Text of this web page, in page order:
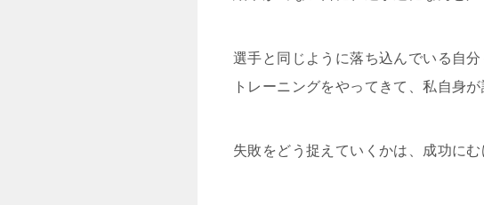
選手と同じように落ち込んでいる自
トレーニングをやってきて、私自身が
失敗をどう捉えていくかは、成功にむ